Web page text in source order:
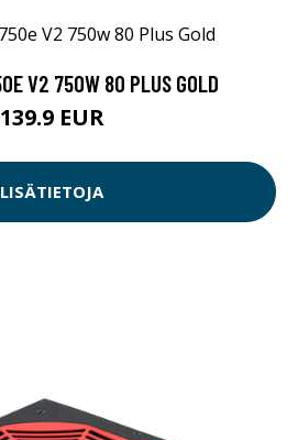
V2 750W 80 PLUS GOLD
139.9 EUR
LISÄTIETOJA